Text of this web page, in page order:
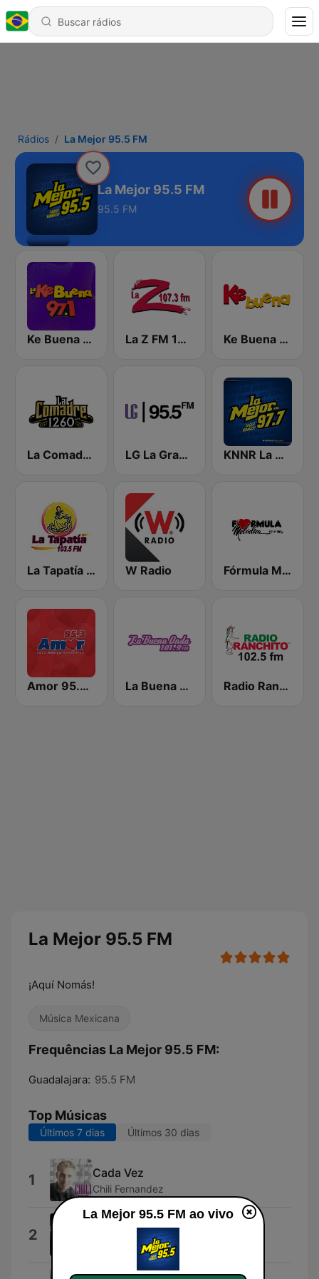
Rádios La Mejor 95.5 FM
La Mejor 95.5 FM
95.5 FM
Ke Buena 97.1 FM La Z FM 107.3 Ke Buena 92.9 FM
La Comadre 1260 AM LG La Grande KNNR La Mejor 97.7 FM
La Tapatía 103.5 FM W Radio Fórmula Melódica
Amor 95.3 FM La Buena Onda 101.9 Radio Ranchito
La Mejor 95.5 FM
¡Aquí Nomás!
Música Mexicana
Frequências La Mejor 95.5 FM:
Guadalajara: 95.5 FM
Top Músicas
Últimos 7 dias Últimos 30 dias
1 Cada Vez
Chili Fernandez
2 Principios
Los Alegres Del Barranco
La Mejor 95.5 FM ao vivo